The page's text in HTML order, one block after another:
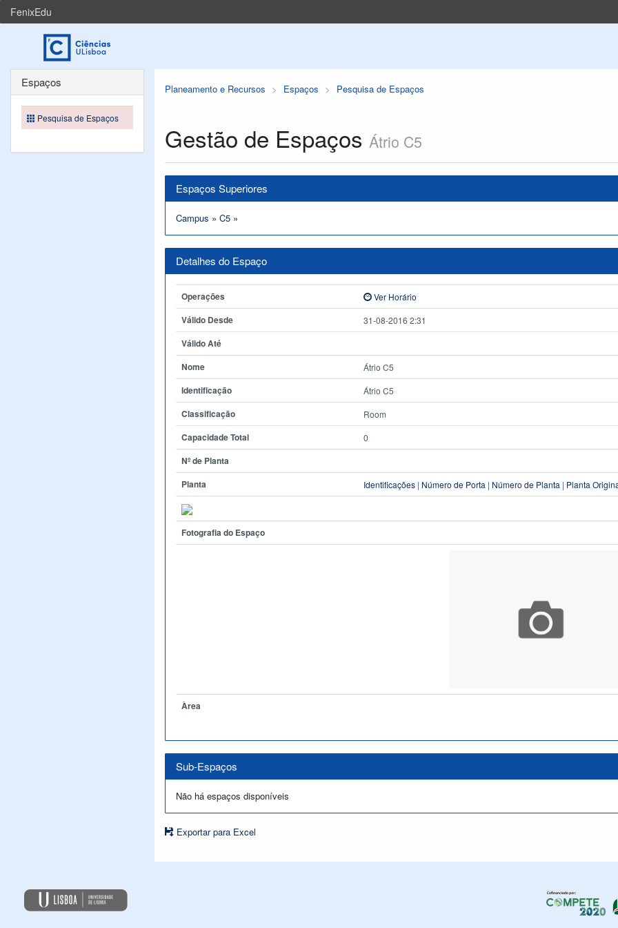
FenixEdu
Planeamento e Recursos Espaços Pesquisa de Espaços
Gestão de Espaços Átrio C5
Espaços Superiores
Campus » C5 »
Detalhes do Espaço
Operações Ver Horário
Válido Desde 31-08-2016 2:31
Válido Até
Nome
Átrio C5
Identificação Átrio C5
Classificação Room
Capacidade Total 0
Nº de Planta
Planta
Identificações | Número de Porta | Número de Planta | Planta
Fotografia do Espaço
Àrea
Sub-Espaços
Não há espaços disponíveis
Exportar para Excel
Espaços
Pesquisa de Espaços